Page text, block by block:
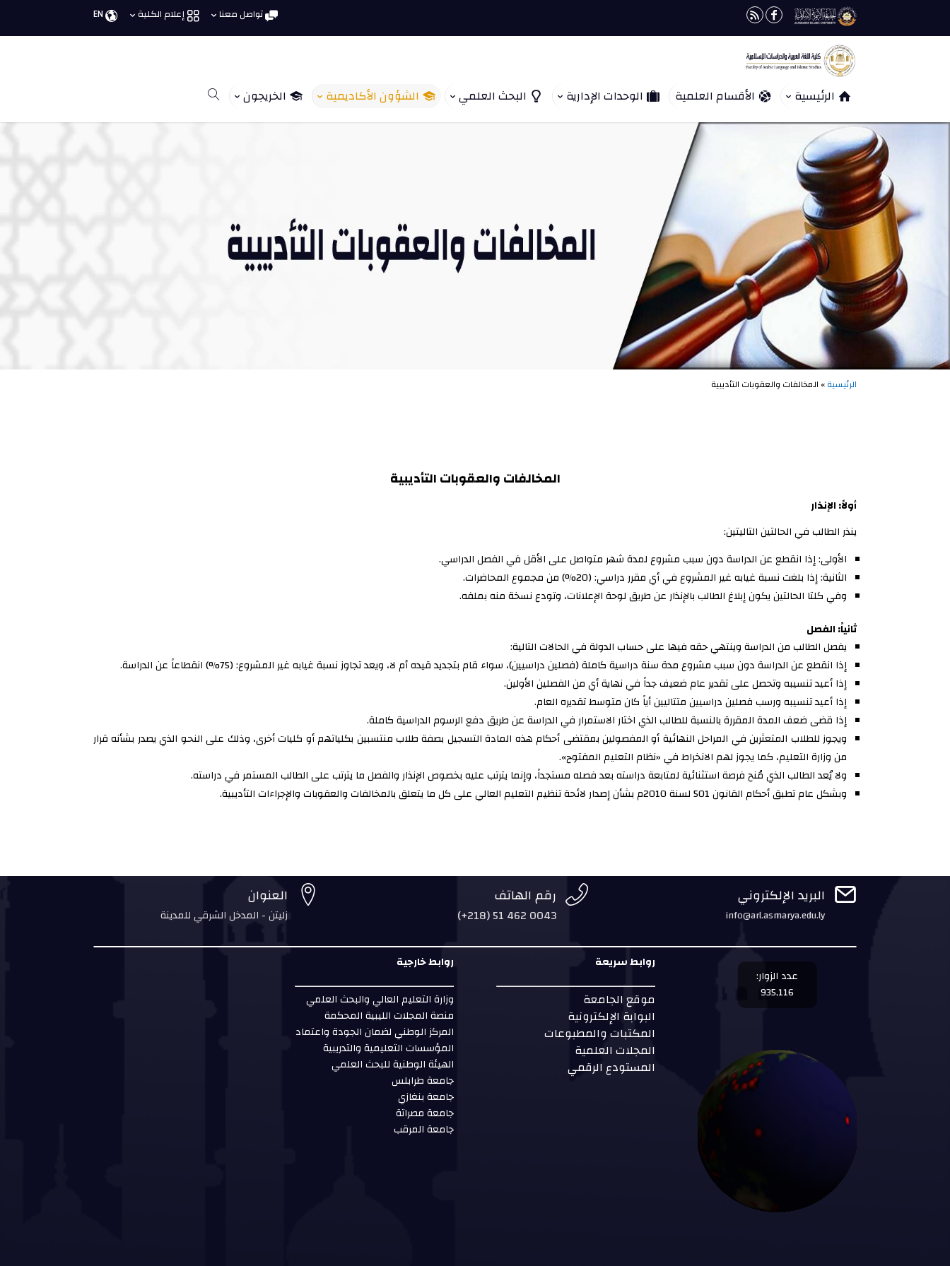
تواصل معنا إعلام الكلية EN
الرئيسية الأقسام العلمية الوحدات الإدارية البحث العلمي الشؤون الأكاديمية الخريجون
الرئيسية» المخالفات والعقوبات التأديبية
المخالفات والعقوبات التأديبية
أولاً: الإنذار
ينذر الطالب في الحالتين التاليتين:
الأولى: إذا انقطع عن الدراسة دون سبب مشروع لمدة شهر متواصل على الأقل في الفصل الدراسي.
الثانية: إذا بلغت نسبة غيابه غير المشروع في أي مقرر دراسي: (20%) من مجموع المحاضرات.
وفي كلتا الحالتين يكون إبلاغ الطالب بالإنذار عن طريق لوحة الإعلانات، وتودع نسخة منه بملفه.
ثانياً: الفصل
يفصل الطالب من الدراسة وينتهي حقه فيها على حساب الدولة في الحالات التالية:
إذا انقطع عن الدراسة دون سبب مشروع مدة سنة دراسية كاملة (فصلين دراسيين)، سواء قام بتجديد قيده أم لا، ويعد تجاوز نسبة غيابه غير المشروع: (75%) انقطاعاً عن الدراسة.
إذا أعيد تنسيبه وتحصل على تقدير عام ضعيف جداً في نهاية أي من الفصلين الأولين.
إذا أعيد تنسيبه ورسب فصلين دراسيين متتاليين أياً كان متوسط تقديره العام.
إذا قضى ضعف المدة المقررة بالنسبة للطالب الذي اختار الاستمرار في الدراسة عن طريق دفع الرسوم الدراسية كاملة.
ويجوز للطلاب المتعثرين في المراحل النهائية أو المفصولين بمقتضى أحكام هذه المادة التسجيل بصفة طلاب منتسبين بكلياتهم أو كليات أخرى، وذلك على النحو الذي يصدر بشأنه قرار
من وزارة التعليم، كما يجوز لهم الانخراط في «نظام التعليم المفتوح».
ولا يُعد الطالب الذي مُنح فرصة استثنائية لمتابعة دراسته بعد فصله مستجداً، وإنما يترتب عليه بخصوص الإنذار والفصل ما يترتب على الطالب المستمر في دراسته.
وبشكل عام تطبق أحكام القانون 501 لسنة 2010م بشأن إصدار لائحة تنظيم التعليم العالي على كل ما يتعلق بالمخالفات والعقوبات والإجراءات التأديبية.
 البريد الإلكتروني
info@arl.asmarya.edu.ly
 رقم الهاتف
(+218) 51 462 0043
 العنوان
زليتن - المدخل الشرقي للمدينة
عدد الزوار:
935,116
روابط سريعة
موقع الجامعة
البوابة الإلكترونية
المكتبات والمطبوعات
المجلات العلمية
المستودع الرقمي
روابط خارجية
وزارة التعليم العالي والبحث العلمي
منصة المجلات الليبية المحكمة
المركز الوطني لضمان الجودة واعتماد
المؤسسات التعليمية والتدريبية
الهيئة الوطنية للبحث العلمي
جامعة طرابلس
جامعة بنغازي
جامعة مصراتة
جامعة المرقب